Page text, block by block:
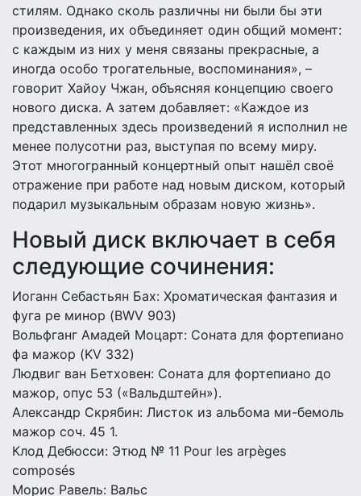
стилям. Однако сколь различны ни были бы эти
произведения, их объединяет один общий момент:
с каждым из них у меня связаны прекрасные, а
иногда особо трогательные, воспоминания», –
говорит Хайоу Чжан, объясняя концепцию своего
нового диска. А затем добавляет: «Каждое из
представленных здесь произведений я исполнил не
менее полусотни раз, выступая по всему миру.
Этот многогранный концертный опыт нашёл своё
отражение при работе над новым диском, который
подарил музыкальным образам новую жизнь».
Новый диск включает в себя
следующие сочинения:
Иоганн Себастьян Бах: Хроматическая фантазия и
фуга ре минор (BWV 903)
Вольфганг Амадей Моцарт: Соната для фортепиано
фа мажор (KV 332)
Людвиг ван Бетховен: Соната для фортепиано до
мажор, опус 53 («Вальдштейн»).
Александр Скрябин: Листок из альбома ми-бемоль
мажор соч. 45 1.
Клод Дебюсси: Этюд № 11 Pour les arpèges
composés
Морис Равель: Вальс